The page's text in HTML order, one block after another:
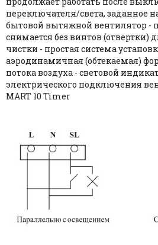
переключателя/света, заданное
бытовой вытяжной вентилятор -
снимается без винтов (отвертки)
чистки - простая система
аэродинамичная (обтекаемая)
потока воздуха - световой
электрического подключения
MART 10 Timer